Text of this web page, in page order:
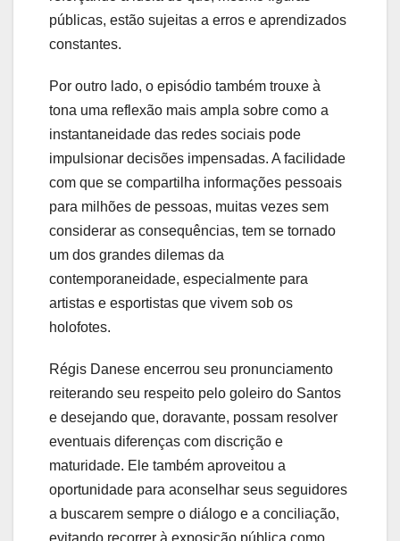
públicas, estão sujeitas a erros e aprendizados
constantes.
Por outro lado, o episódio também trouxe à
tona uma reflexão mais ampla sobre como a
instantaneidade das redes sociais pode
impulsionar decisões impensadas. A facilidade
com que se compartilha informações pessoais
para milhões de pessoas, muitas vezes sem
considerar as consequências, tem se tornado
um dos grandes dilemas da
contemporaneidade, especialmente para
artistas e esportistas que vivem sob os
holofotes.
Régis Danese encerrou seu pronunciamento
reiterando seu respeito pelo goleiro do Santos
e desejando que, doravante, possam resolver
eventuais diferenças com discrição e
maturidade. Ele também aproveitou a
oportunidade para aconselhar seus seguidores
a buscarem sempre o diálogo e a conciliação,
evitando recorrer à exposição pública como